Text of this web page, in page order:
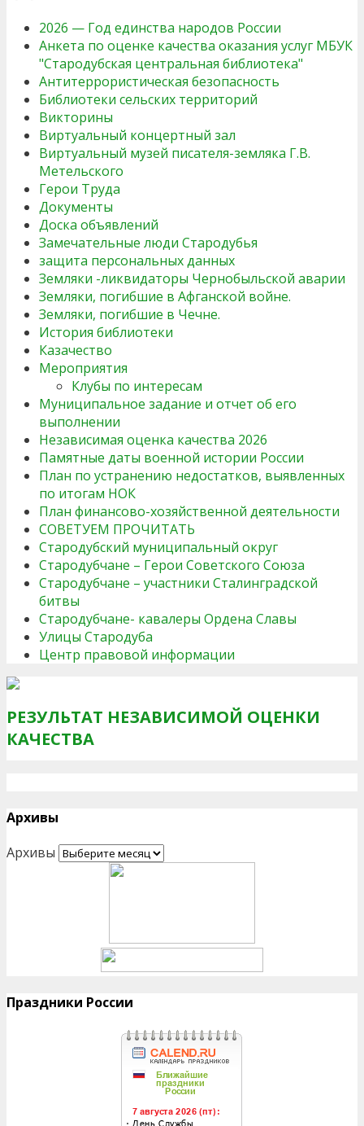
2026 — Год единства народов России
Анкета по оценке качества оказания услуг МБУК
"Стародубская центральная библиотека"
Антитеррористическая безопасность
Библиотеки сельских территорий
Викторины
Виртуальный концертный зал
Виртуальный музей писателя-земляка Г.В.
Метельского
Герои Труда
Документы
Доска объявлений
Замечательные люди Стародубья
защита персональных данных
Земляки -ликвидаторы Чернобыльской аварии
Земляки, погибшие в Афганской войне.
Земляки, погибшие в Чечне.
История библиотеки
Казачество
Мероприятия
Клубы по интересам
Муниципальное задание и отчет об его
выполнении
Независимая оценка качества 2026
Памятные даты военной истории России
План по устранению недостатков, выявленных
по итогам НОК
План финансово-хозяйственной деятельности
СОВЕТУЕМ ПРОЧИТАТЬ
Стародубский муниципальный округ
Стародубчане – Герои Советского Союза
Стародубчане – участники Сталинградской
битвы
Стародубчане- кавалеры Ордена Славы
Улицы Стародуба
Центр правовой информации
РЕЗУЛЬТАТ НЕЗАВИСИМОЙ ОЦЕНКИ
КАЧЕСТВА
Архивы
Архивы
Праздники России